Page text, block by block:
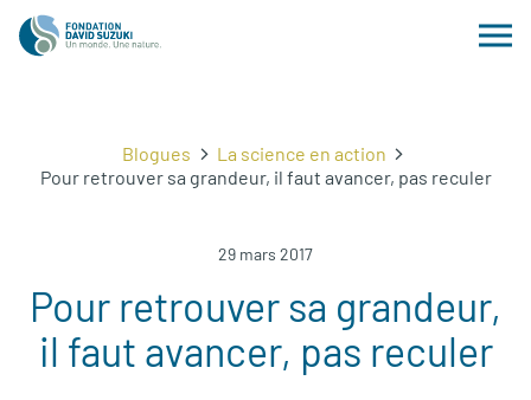
Blogues
La science en action
Pour retrouver sa grandeur, il faut avancer, pas reculer
29 mars 2017
Pour retrouver sa grandeur,
il faut avancer, pas reculer